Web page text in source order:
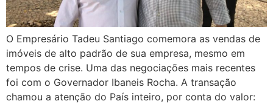
O Empresário Tadeu Santiago comemora as vendas de
imóveis de alto padrão de sua empresa, mesmo em
tempos de crise. Uma das negociações mais recentes
foi com o Governador Ibaneis Rocha. A transação
chamou a atenção do País inteiro, por conta do valor: